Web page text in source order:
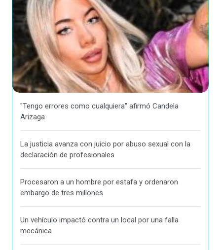
"Tengo errores como cualquiera" afirmó Candela
Arizaga
La justicia avanza con juicio por abuso sexual con la
declaración de profesionales
Procesaron a un hombre por estafa y ordenaron
embargo de tres millones
Un vehículo impactó contra un local por una falla
mecánica